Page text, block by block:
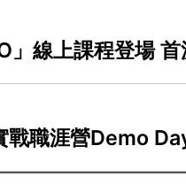
」線上課程登場
職涯營Demo